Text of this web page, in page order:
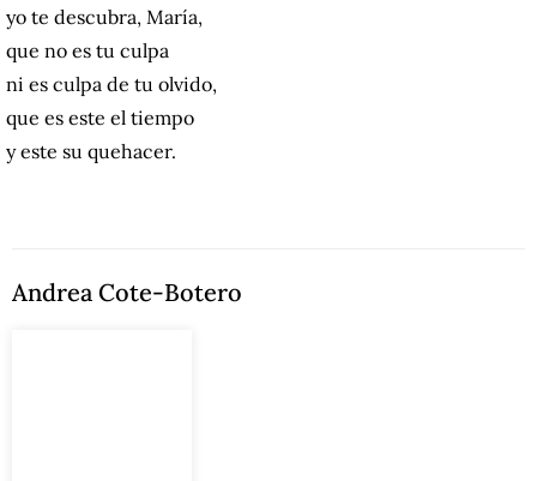
yo te descubra, María,
que no es tu culpa
ni es culpa de tu olvido,
que es este el tiempo
y este su quehacer.
Andrea Cote-Botero